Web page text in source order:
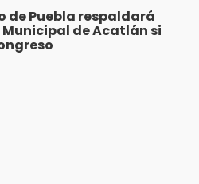
de Puebla respaldará
Municipal de Acatlán si